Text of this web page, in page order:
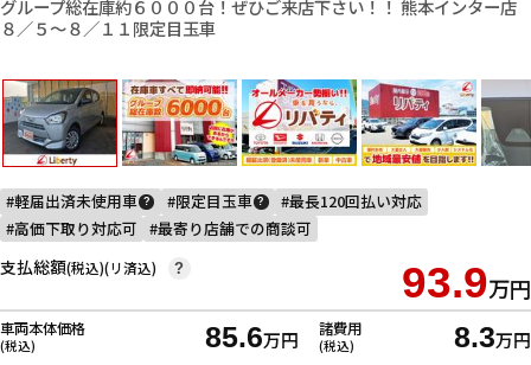
グループ総在庫約６０００台！ぜひご来店下さい！！ 熊本インター店
８／５〜８／１１限定目玉車
軽届出済未使用車 ? 限定目玉車 ?
最長120回払い対応
高価下取り対応可
最寄り店舗での商談可
支払総額(税込)(リ済込) 93.9万円
?
車両本体価格
(税込) 85.6万円 諸費用
(税込) 8.3万円